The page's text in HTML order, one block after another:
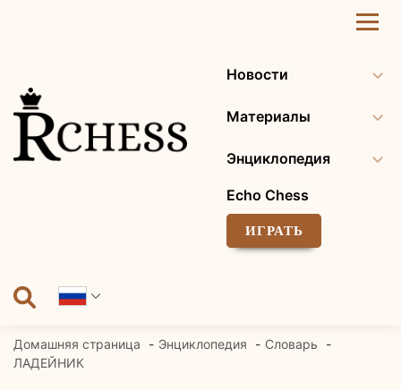
Новости
Материалы
Энциклопедия
Echo Chess
ИГРАТЬ
Домашняя страница Энциклопедия
Словарь
ЛАДЕЙНИК